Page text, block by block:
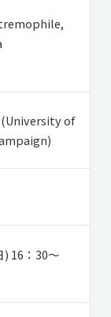
生の方へ
一般の方へ
(University of
16：30～